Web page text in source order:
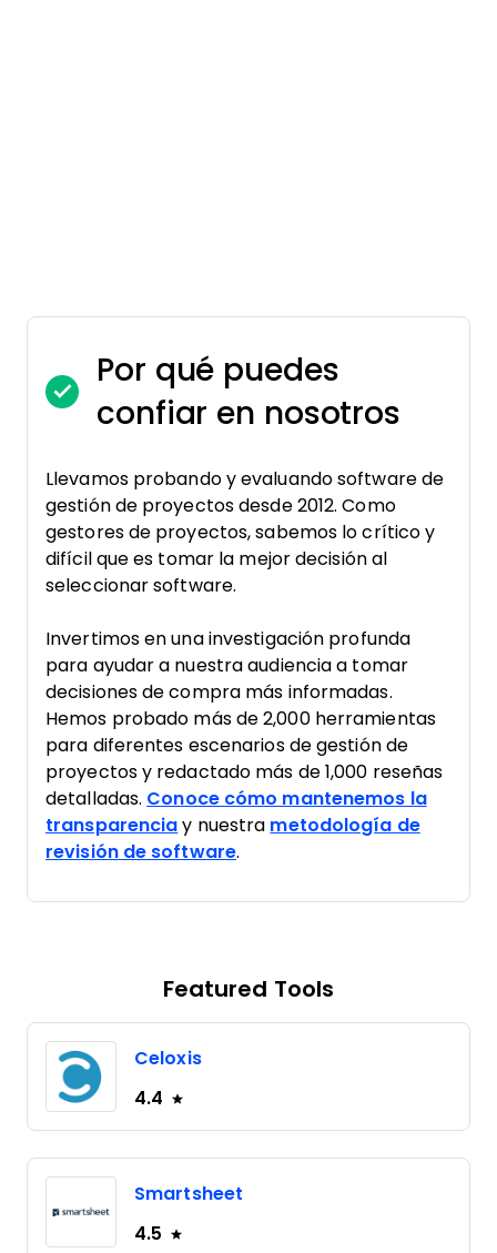
Por qué puedes
confiar en nosotros
Llevamos probando y evaluando software de
gestión de proyectos desde 2012. Como
gestores de proyectos, sabemos lo crítico y
difícil que es tomar la mejor decisión al
seleccionar software.
Invertimos en una investigación profunda
para ayudar a nuestra audiencia a tomar
decisiones de compra más informadas.
Hemos probado más de 2,000 herramientas
para diferentes escenarios de gestión de
proyectos y redactado más de 1,000 reseñas
detalladas. Conoce cómo mantenemos la
transparencia y nuestra metodología de
revisión de software.
Featured Tools
Celoxis
4.4
Smartsheet
4.5